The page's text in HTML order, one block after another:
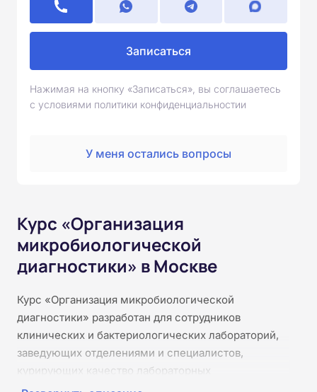
Записаться
Нажимая на кнопку «Записаться», вы соглашаетесь
с условиями политики конфиденциальностии
У меня остались вопросы
Курс «Организация
микробиологической
диагностики» в Москве
Курс «Организация микробиологической
диагностики» разработан для сотрудников
клинических и бактериологических лабораторий,
заведующих отделениями и специалистов,
курирующих качество лабораторных
исследований. Объём обучения — 36 часов,